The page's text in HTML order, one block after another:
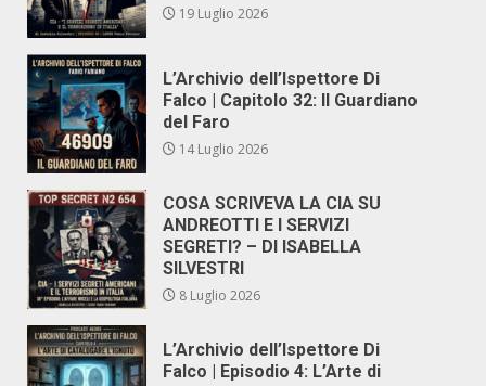
19 Luglio 2026
L’Archivio dell’Ispettore Di
Falco | Capitolo 32: Il Guardiano
del Faro
14 Luglio 2026
COSA SCRIVEVA LA CIA SU
ANDREOTTI E I SERVIZI
SEGRETI? – DI ISABELLA
SILVESTRI
8 Luglio 2026
L’Archivio dell’Ispettore Di
Falco | Episodio 4: L’Arte di